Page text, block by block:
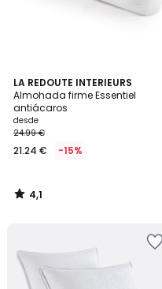
LA REDOUTE INTERIEURS
Almohada firme Essentiel
antiácaros
desde
24.99 €
21.24 € -15%
4,1
/ 5
4,1
/